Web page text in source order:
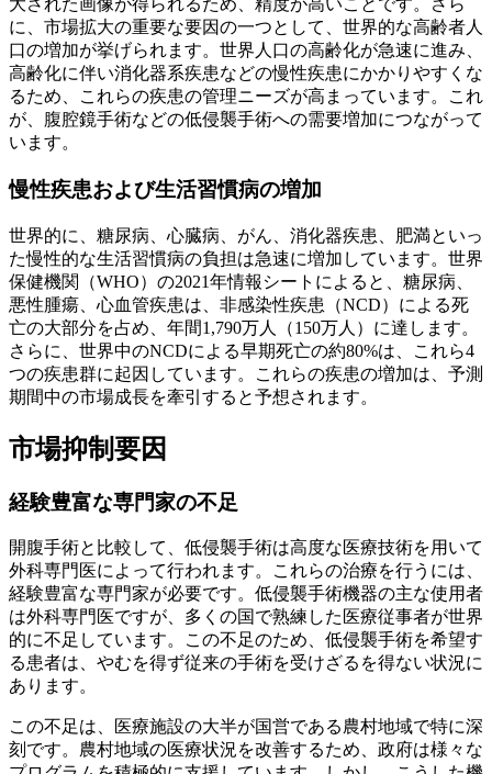
大された画像が得られるため、精度が高いことです。さら
に、市場拡大の重要な要因の一つとして、世界的な高齢者人
口の増加が挙げられます。世界人口の高齢化が急速に進み、
高齢化に伴い消化器系疾患などの慢性疾患にかかりやすくな
るため、これらの疾患の管理ニーズが高まっています。これ
が、腹腔鏡手術などの低侵襲手術への需要増加につながって
います。
慢性疾患および生活習慣病の増加
世界的に、糖尿病、心臓病、がん、消化器疾患、肥満といっ
た慢性的な生活習慣病の負担は急速に増加しています。世界
保健機関（WHO）の2021年情報シートによると、糖尿病、
悪性腫瘍、心血管疾患は、非感染性疾患（NCD）による死
亡の大部分を占め、年間1,790万人（150万人）に達します。
さらに、世界中のNCDによる早期死亡の約80%は、これら4
つの疾患群に起因しています。これらの疾患の増加は、予測
期間中の市場成長を牽引すると予想されます。
市場抑制要因
経験豊富な専門家の不足
開腹手術と比較して、低侵襲手術は高度な医療技術を用いて
外科専門医によって行われます。これらの治療を行うには、
経験豊富な専門家が必要です。低侵襲手術機器の主な使用者
は外科専門医ですが、多くの国で熟練した医療従事者が世界
的に不足しています。この不足のため、低侵襲手術を希望す
る患者は、やむを得ず従来の手術を受けざるを得ない状況に
あります。
この不足は、医療施設の大半が国営である農村地域で特に深
刻です。農村地域の医療状況を改善するため、政府は様々な